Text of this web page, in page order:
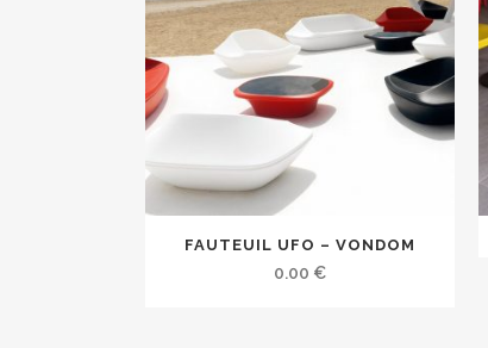
FAUTEUIL UFO – VONDOM
0.00 €